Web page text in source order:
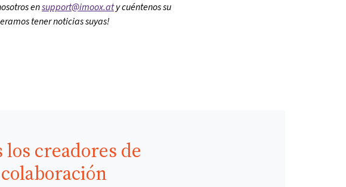
ensupport@imoox.aty cuéntenos su
tener noticias suyas!
creadores de